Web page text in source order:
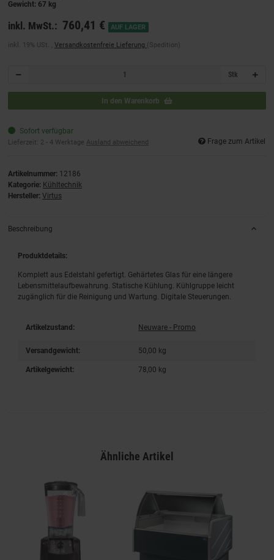
Gewicht: 67 kg
inkl. MwSt.: 760,41 € AUF LAGER
inkl. 19% USt. , Versandkostenfreie Lieferung (Spedition)
Stk
In den Warenkorb
Sofort verfügbar
Lieferzeit: 2 - 4 Werktage Ausland abweichend Frage zum Artikel
Artikelnummer: 12186
Kategorie: Kühltechnik
Hersteller: Virtus
Beschreibung
Produktdetails:
Komplett aus Edelstahl gefertigt. Gehärtetes Glas für eine längere
Lebensmittelaufbewahrung. Statische Kühlung. Kühlgruppe leicht
zugänglich für die Reinigung und Wartung. Digitale Steuerungen.
Artikelzustand: Neuware - Promo
Versandgewicht: 50,00 kg
Artikelgewicht: 78,00 kg
Ähnliche Artikel